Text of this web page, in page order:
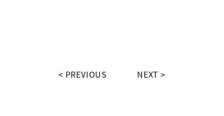
PREVIOUS NEXT